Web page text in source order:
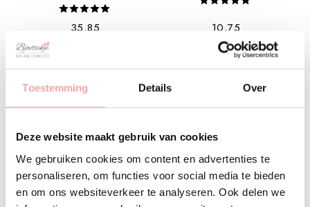
Toestemming Details Over
Deze website maakt gebruik van cookies
We gebruiken cookies om content en advertenties te
personaliseren, om functies voor social media te bieden
en om ons websiteverkeer te analyseren. Ook delen we
€ 35,85
WINKELWAGEN
WINKELWAGEN
€ 10,75
WINKELWAGEN
WINKELWAGEN
LAKSHMI HOLISTIC
SKINCARE
Synergie Essentiele
Oliën Vitality - LakShmi
LAKSHMI HOLISTIC
SKINCARE
Floralwater Myrtle